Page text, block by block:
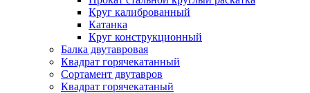
Круг калиброванный
Катанка
Круг конструкционный
Балка двутавровая
Квадрат горячекатанный
Сортамент двутавров
Квадрат горячекатаный